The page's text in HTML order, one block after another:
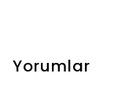
Yorumlar